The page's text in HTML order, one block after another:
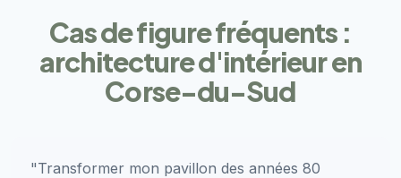
Cas de figure fréquents :
architecture d'intérieur en
Corse-du-Sud
"Transformer mon pavillon des années 80